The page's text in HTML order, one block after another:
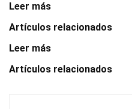
Leer más
Artículos relacionados
Leer más
Artículos relacionados